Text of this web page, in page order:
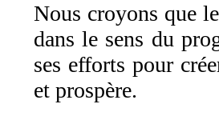
Nous croyons que
dans le sens du
ses efforts pour
et prospère.